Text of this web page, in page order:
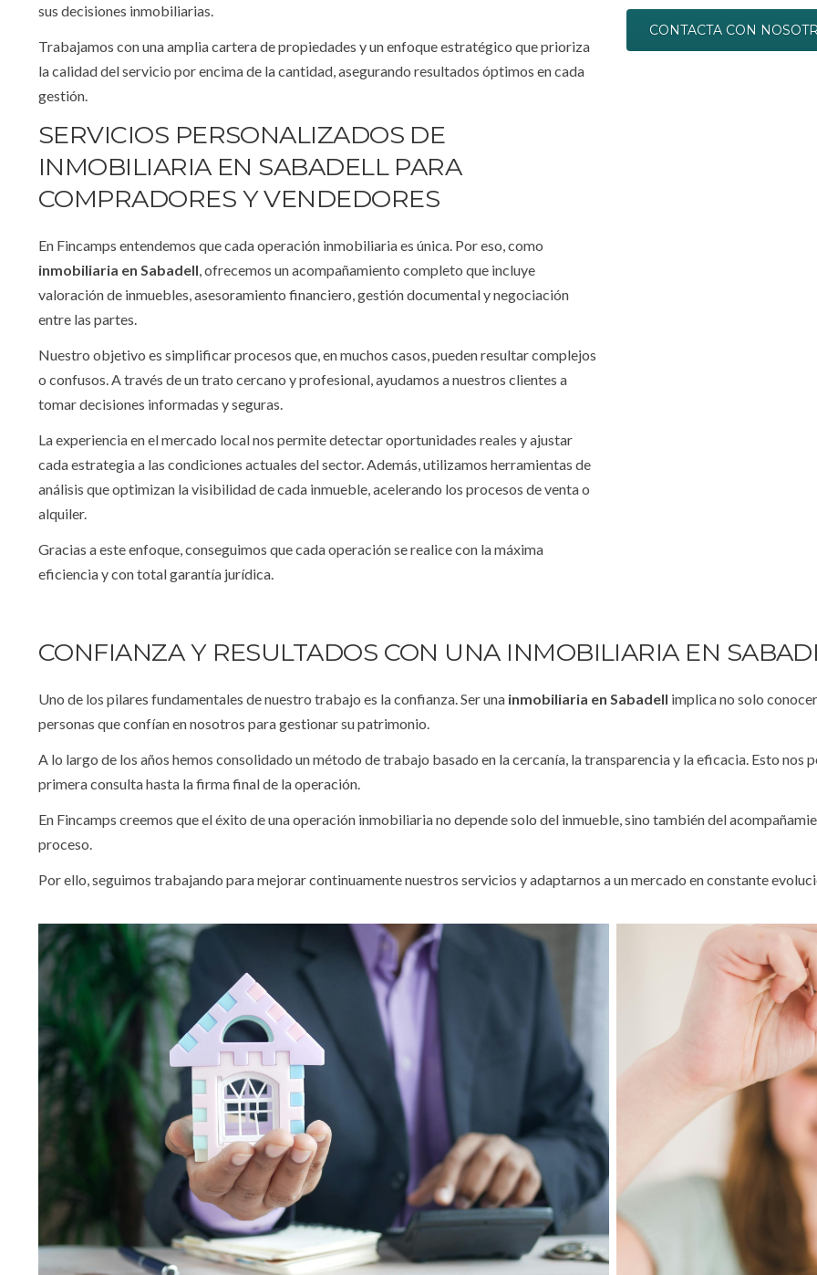
sus decisiones inmobiliarias.
Trabajamos con una amplia cartera de propiedades y un enfoque estratégico que prioriza
la calidad del servicio por encima de la cantidad, asegurando resultados óptimos en cada
gestión.
SERVICIOS PERSONALIZADOS DE
INMOBILIARIA EN SABADELL PARA
COMPRADORES Y VENDEDORES
En Fincamps entendemos que cada operación inmobiliaria es única. Por eso, como
inmobiliaria en Sabadell, ofrecemos un acompañamiento completo que incluye
valoración de inmuebles, asesoramiento financiero, gestión documental y negociación
entre las partes.
Nuestro objetivo es simplificar procesos que, en muchos casos, pueden resultar complejos
o confusos. A través de un trato cercano y profesional, ayudamos a nuestros clientes a
tomar decisiones informadas y seguras.
La experiencia en el mercado local nos permite detectar oportunidades reales y ajustar
cada estrategia a las condiciones actuales del sector. Además, utilizamos herramientas de
análisis que optimizan la visibilidad de cada inmueble, acelerando los procesos de venta o
alquiler.
Gracias a este enfoque, conseguimos que cada operación se realice con la máxima
eficiencia y con total garantía jurídica.
CONTACTA CON
CONFIANZA Y RESULTADOS CON UNA INMOBILIARIA EN
Uno de los pilares fundamentales de nuestro trabajo es la confianza. Ser una inmobiliaria en Sabadell implica no solo
personas que confían en nosotros para gestionar su patrimonio.
A lo largo de los años hemos consolidado un método de trabajo basado en la cercanía, la transparencia y la eficacia. Esto
primera consulta hasta la firma final de la operación.
En Fincamps creemos que el éxito de una operación inmobiliaria no depende solo del inmueble, sino también del
proceso.
Por ello, seguimos trabajando para mejorar continuamente nuestros servicios y adaptarnos a un mercado en constante